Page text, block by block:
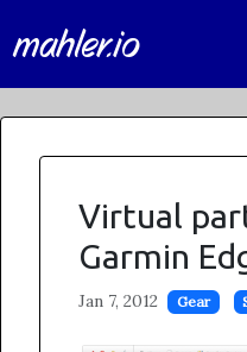
mahler.io
Virtual
Garmin
Jan 7, 2012 Gear